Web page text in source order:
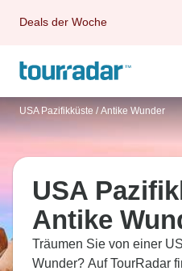
Deals der Woche
USA Pazifikküste / Antike Wunder
USA
Antike
Träumen Sie von einer
Wunder? Auf TourRadar